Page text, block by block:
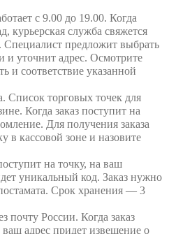
с 9.00 до 19.00. Когда
курьерская служба свяжется
Специалист предложит выбрать
и уточнит адрес. Осмотрите
и соответствие указанной
Список торговых точек для
Когда заказ поступит на
Для получения заказа
в кассовой зоне и назовите
на точку, на ваш
уникальный код. Заказ нужно
Срок хранения — 3
почту России. Когда заказ
адрес придет извещение о